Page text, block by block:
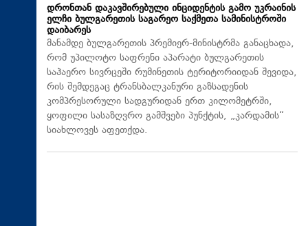
დრონთან დაკავშირებული ინციდენტის გამო უკრაინის
ელჩი ბულგარეთის საგარეო საქმეთა სამინისტროში
დაიბარეს
მანამდე ბულგარეთის პრემიერ-მინისტრმა განაცხადა,
რომ უპილოტო საფრენი აპარატი ბულგარეთის
საჰაერო სივრცეში რუმინეთის ტერიტორიიდან შევიდა,
რის შემდეგაც ტრანსბალკანური გაზსადენის
კომპრესორული სადგურიდან ერთ კილომეტრში,
ყოფილი სასაზღვრო გამშვები პუნქტის, „კარდამის“
სიახლოვეს აფეთქდა.